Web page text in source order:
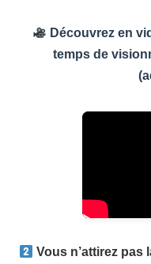
Découvrez en
temps de
Vous n’attirez pas